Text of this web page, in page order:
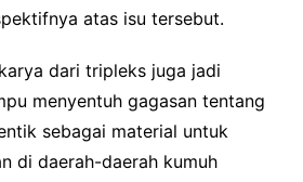
atas isu tersebut.
dari tripleks juga jadi
menyentuh gagasan tentang
sebagai material untuk
di daerah-daerah kumuh